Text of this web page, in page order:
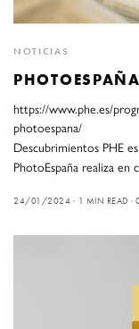
NOTICIAS
https://www.phe.es/
photoespana/
Descubrimientos PHE
PhotoEspaña realiza en
24/01/2024 1 MIN READ